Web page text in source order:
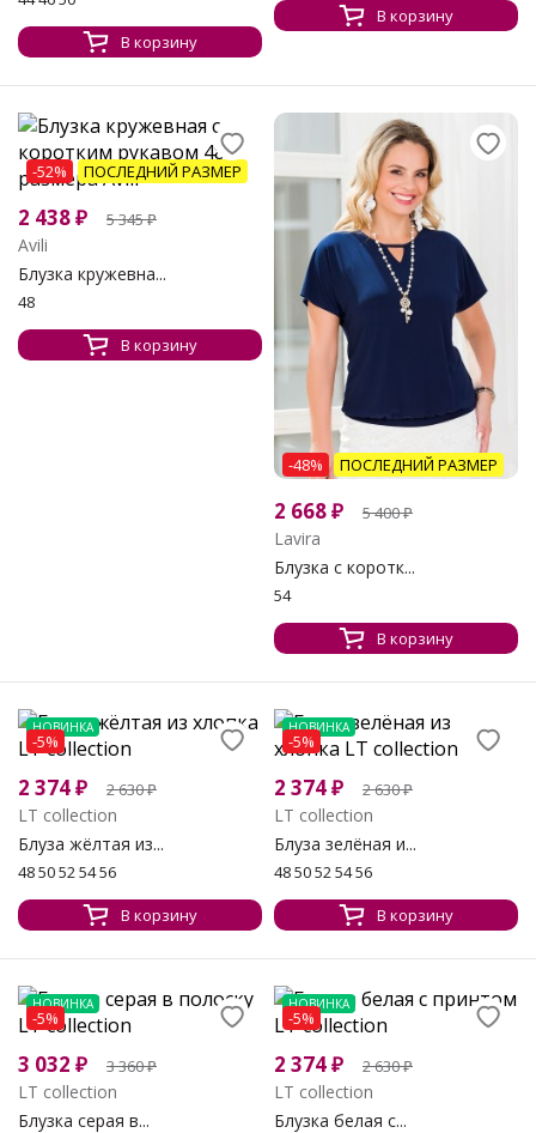
В корзину
В корзину
-52% ПОСЛЕДНИЙ РАЗМЕР
2 438₽ 5 345₽
Avili
Блузка кружевна...
48
В корзину
-48% ПОСЛЕДНИЙ РАЗМЕР
2 668₽ 5 400₽
Lavira
Блузка с коротк...
54
В корзину
НОВИНКА
-5%
2 374₽ 2 630₽
LT collection
Блуза жёлтая из...
48 50 52 54 56
В корзину
НОВИНКА
-5%
2 374₽ 2 630₽
LT collection
Блуза зелёная и...
48 50 52 54 56
В корзину
НОВИНКА
-5%
3 032 ₽ 3 360₽
LT collection
Блузка серая в...
НОВИНКА
-5%
2 374₽ 2 630₽
LT collection
Блузка белая с...